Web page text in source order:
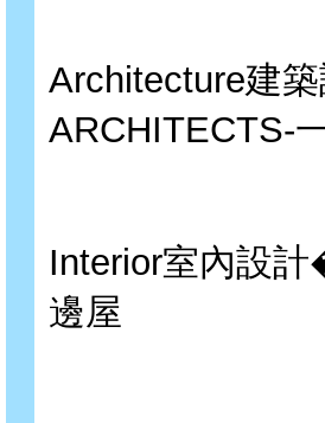
Architecture建
ARCHITECTS-
Interior室內設
邊屋